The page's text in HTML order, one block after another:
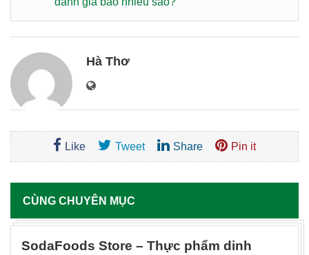
Hà Thơ
Like Tweet Share Pin it
CÙNG CHUYÊN MỤC
SodaFoods Store – Thực phẩm dinh